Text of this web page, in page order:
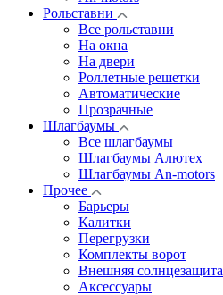
Рольставни
Все рольставни
На окна
На двери
Роллетные решетки
Автоматические
Прозрачные
Шлагбаумы
Все шлагбаумы
Шлагбаумы Алютех
Шлагбаумы An-motors
Прочее
Барьеры
Калитки
Перегрузки
Комплекты ворот
Внешняя солнцезащита
Аксессуары